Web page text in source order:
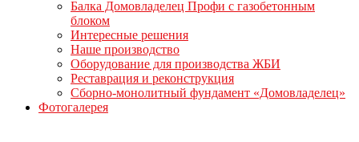
Балка Домовладелец Профи с газобетонным
блоком
Интересные решения
Наше производство
Оборудование для производства ЖБИ
Реставрация и реконструкция
Сборно-монолитный фундамент «Домовладелец»
Фотогалерея